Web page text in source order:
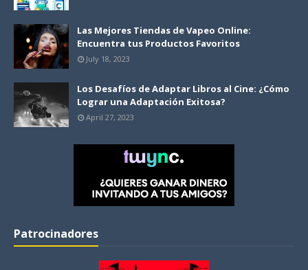
Las Mejores Tiendas de Vapeo Online:
Encuentra tus Productos Favoritos
July 18, 2023
Los Desafíos de Adaptar Libros al Cine: ¿Cómo
Lograr una Adaptación Exitosa?
April 27, 2023
Patrocinadores